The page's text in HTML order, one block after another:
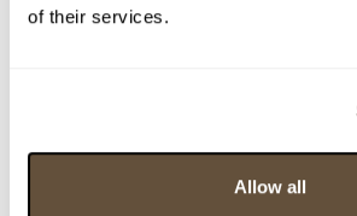
of their services.
Allow all
> Zobrazit informaci jak prodat obraz